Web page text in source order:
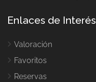
Enlaces de Interés
Valoración
Favoritos
Reservas